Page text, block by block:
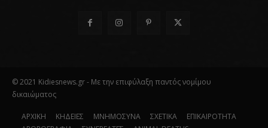
© 2021 Kidiesnews.gr - Με την επιφύλαξη παντός νομίμου
δικαιώματος
ΑΡΧΙΚΗ ΚΗΔΕΙΕΣ ΜΝΗΜΟΣΥΝΑ ΣΧΕΤΙΚΑ
ΕΠΙΚΑΙΡΟΤΗΤΑ